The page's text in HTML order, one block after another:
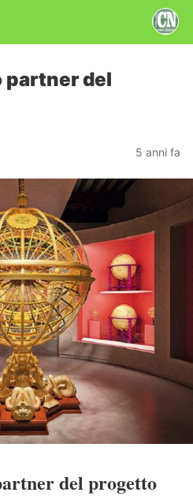
partner del
5 anni fa
del progetto